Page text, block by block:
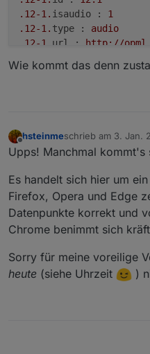
.12-1. isaudio :
1
.12-1. type :
audio
.12-1. url : http://
.12-2.Name : Radio
.12
-2. type :
audio
.12
http://
.12 -3. Name : RTS
.12-3. id :
12.3
.12 -3.isaudio : 1
.12-3. type : audio
Wie kommt das denn
Offline
hsteinmeschrieb am 3. Jan.
zuletzt editiert von
Upps! Manchmal
Es handelt sich hier um
Firefox, Opera und Edge
Datenpunkte korrekt und
Chrome benimmt sich
Sorry für meine voreilige
heute (siehe Uhrzeit )